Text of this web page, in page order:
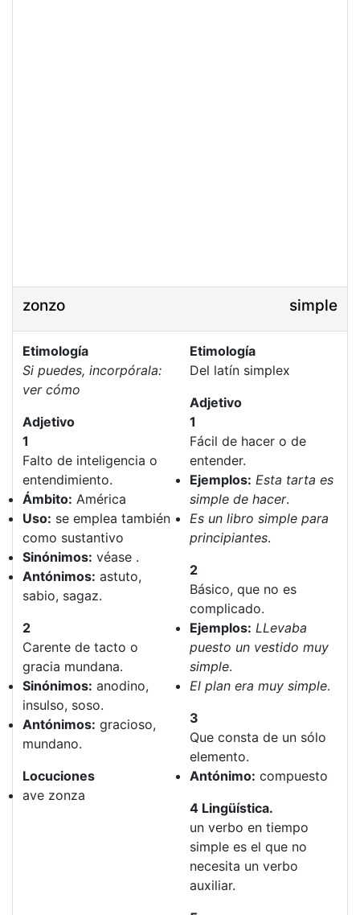
zonzo simple
Etimología
Si puedes, incorpórala:
ver cómo
Adjetivo
1
Falto de inteligencia o
entendimiento.
Ámbito: América
Uso: se emplea también
como sustantivo
Sinónimos: véase .
Antónimos: astuto,
sabio, sagaz.
2
Carente de tacto o
gracia mundana.
Sinónimos: anodino,
insulso, soso.
Antónimos: gracioso,
mundano.
Locuciones
ave zonza
Etimología
Del latín simplex
Adjetivo
1
Fácil de hacer o de
entender.
Ejemplos: Esta tarta es
simple de hacer.
Es un libro simple para
principiantes.
2
Básico, que no es
complicado.
Ejemplos: LLevaba
puesto un vestido muy
simple.
El plan era muy simple.
3
Que consta de un sólo
elemento.
Antónimo: compuesto
4 Lingüística.
un verbo en tiempo
simple es el que no
necesita un verbo
auxiliar.